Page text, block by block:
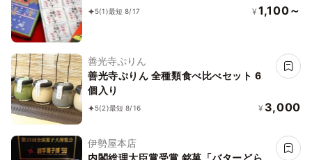
5(1)最短 8/17 ¥ 1,100～
善光寺ぷりん
善光寺ぷりん 全種類食べ比べセット 6
個入り
5(2)最短 8/16 ¥ 3,000
伊勢屋本店
内閣総理大臣賞受賞 銘菓「バターどら